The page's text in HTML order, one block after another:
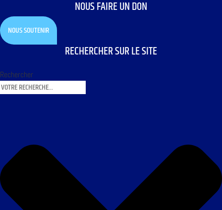
NOUS FAIRE UN DON
NOUS SOUTENIR
RECHERCHER SUR LE SITE
Rechercher